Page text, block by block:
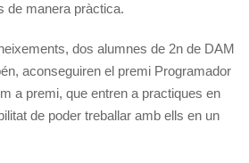
de manera pràctica.
dos alumnes de 2n de DAM
aconseguiren el premi Programador
a premi, que entren a practiques en
de poder treballar amb ells en un